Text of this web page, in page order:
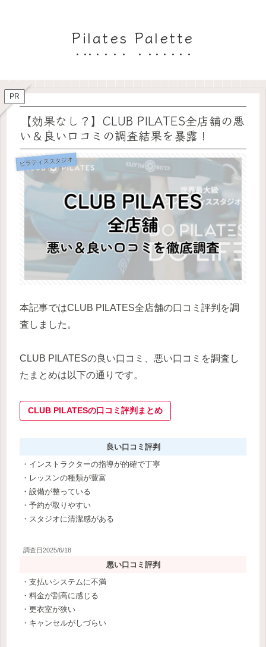
Pilates Palette
PR
【効果なし？】CLUB PILATES全店舗の悪
い＆良い口コミの調査結果を暴露！
ピラティススタジオ
本記事ではCLUB PILATES全店舗の口コミ評判を調
査しました。
CLUB PILATESの良い口コミ、悪い口コミを調査し
たまとめは以下の通りです。
CLUB PILATESの口コミ評判まとめ
良い口コミ評判
・インストラクターの指導が的確で丁寧
・レッスンの種類が豊富
・設備が整っている
・予約が取りやすい
・スタジオに清潔感がある
調査日2025/6/18
悪い口コミ評判
・支払いシステムに不満
・料金が割高に感じる
・更衣室が狭い
・キャンセルがしづらい